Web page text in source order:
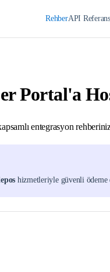
RehberAPI Referans
Portal'a
entegrasyon
hizmetleriyle güvenli ödeme